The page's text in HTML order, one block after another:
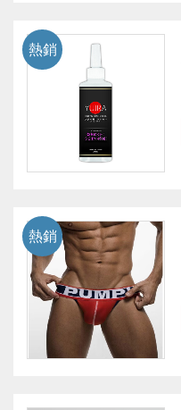
熱銷
熱銷